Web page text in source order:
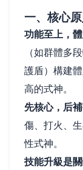
一、核心
功能至上，
（如群體多
護盾）構建
高的式神。
先核心，后
傷、打火、
性式神。
技能升級是